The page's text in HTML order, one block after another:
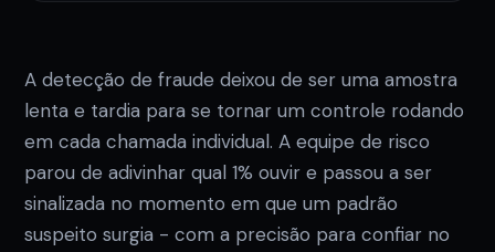
A detecção de fraude deixou de ser uma amostra
lenta e tardia para se tornar um controle rodando
em cada chamada individual. A equipe de risco
parou de adivinhar qual 1% ouvir e passou a ser
sinalizada no momento em que um padrão
suspeito surgia - com a precisão para confiar no